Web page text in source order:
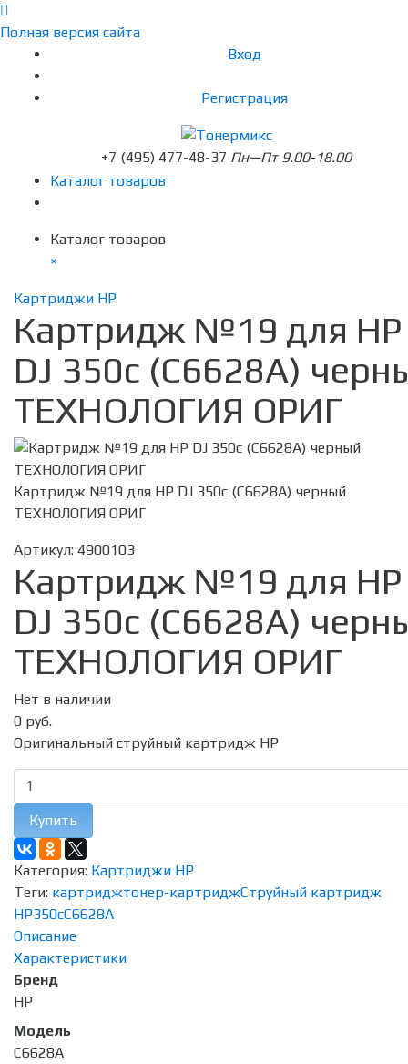
Полная версия сайта
Вход
Регистрация
+7 (495) 477-48-37 Пн—Пт 9.00-18.00
Каталог товаров
Каталог товаров
×
Картриджи HP
Картридж №19 для HP
DJ 350c (C6628A)
ТЕХНОЛОГИЯ ОРИГ
Картридж №19 для HP DJ 350c (C6628A) черный
ТЕХНОЛОГИЯ ОРИГ
Артикул: 4900103
Картридж №19 для HP
DJ 350c (C6628A)
ТЕХНОЛОГИЯ ОРИГ
Нет в наличии
0 руб.
Оригинальный струйный картридж HP
Купить
Категория: Картриджи HP
Теги: картриджтонер-картриджСтруйный картридж
HP350cC6628A
Описание
Характеристики
Бренд
HP
Модель
C6628A